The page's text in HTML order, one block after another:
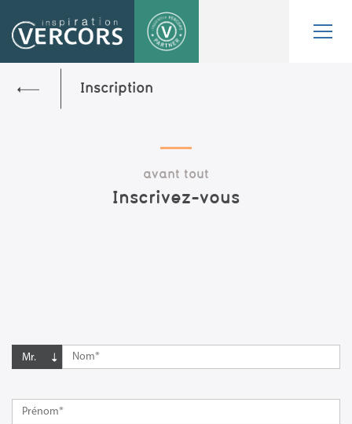
Inscription
avant tout
inscrivez-vous
Mr.